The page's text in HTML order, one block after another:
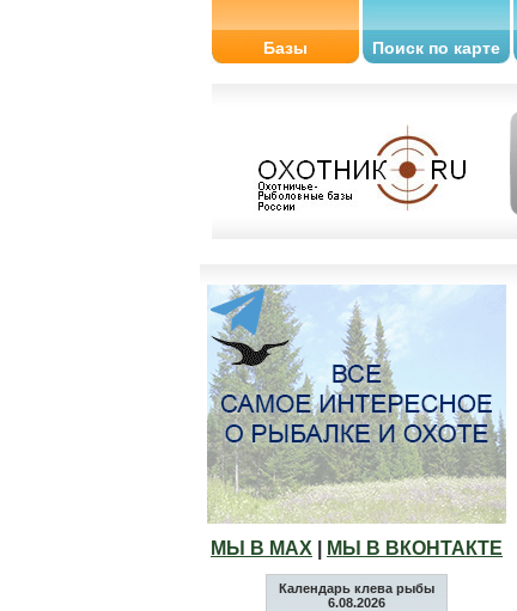
Базы Поиск по карте
МЫ В МАХ МЫ В ВКОНТАКТЕ
Календарь клева рыбы
6.08.2026